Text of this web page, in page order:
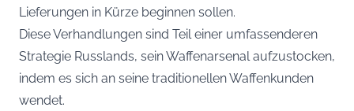
Lieferungen in Kürze beginnen sollen.
Diese Verhandlungen sind Teil einer umfassenderen
Strategie Russlands, sein Waffenarsenal aufzustocken,
indem es sich an seine traditionellen Waffenkunden
wendet.